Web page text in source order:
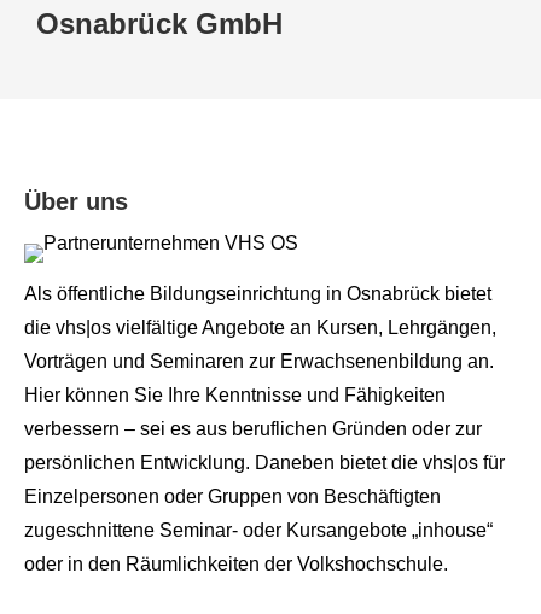
Osnabrück GmbH
Über uns
Als öffentliche Bildungseinrichtung in Osnabrück bietet
die vhs|os vielfältige Angebote an Kursen, Lehrgängen,
Vorträgen und Seminaren zur Erwachsenenbildung an.
Hier können Sie Ihre Kenntnisse und Fähigkeiten
verbessern – sei es aus beruflichen Gründen oder zur
persönlichen Entwicklung. Daneben bietet die vhs|os für
Einzelpersonen oder Gruppen von Beschäftigten
zugeschnittene Seminar- oder Kursangebote „inhouse“
oder in den Räumlichkeiten der Volkshochschule.